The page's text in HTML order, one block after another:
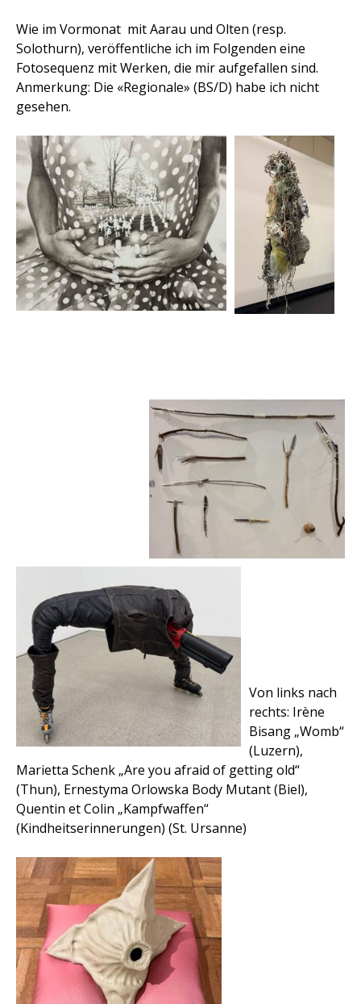
Wie im Vormonat mit Aarau und Olten (resp.
Solothurn), veröffentliche ich im Folgenden eine
Fotosequenz mit Werken, die mir aufgefallen sind.
Anmerkung: Die «Regionale» (BS/D) habe ich nicht
gesehen.
Von links nach
rechts: Irène
Bisang „Womb“
(Luzern),
Marietta Schenk „Are you afraid of getting old“
(Thun), Ernestyma Orlowska Body Mutant (Biel),
Quentin et Colin „Kampfwaffen“
(Kindheitserinnerungen) (St. Ursanne)